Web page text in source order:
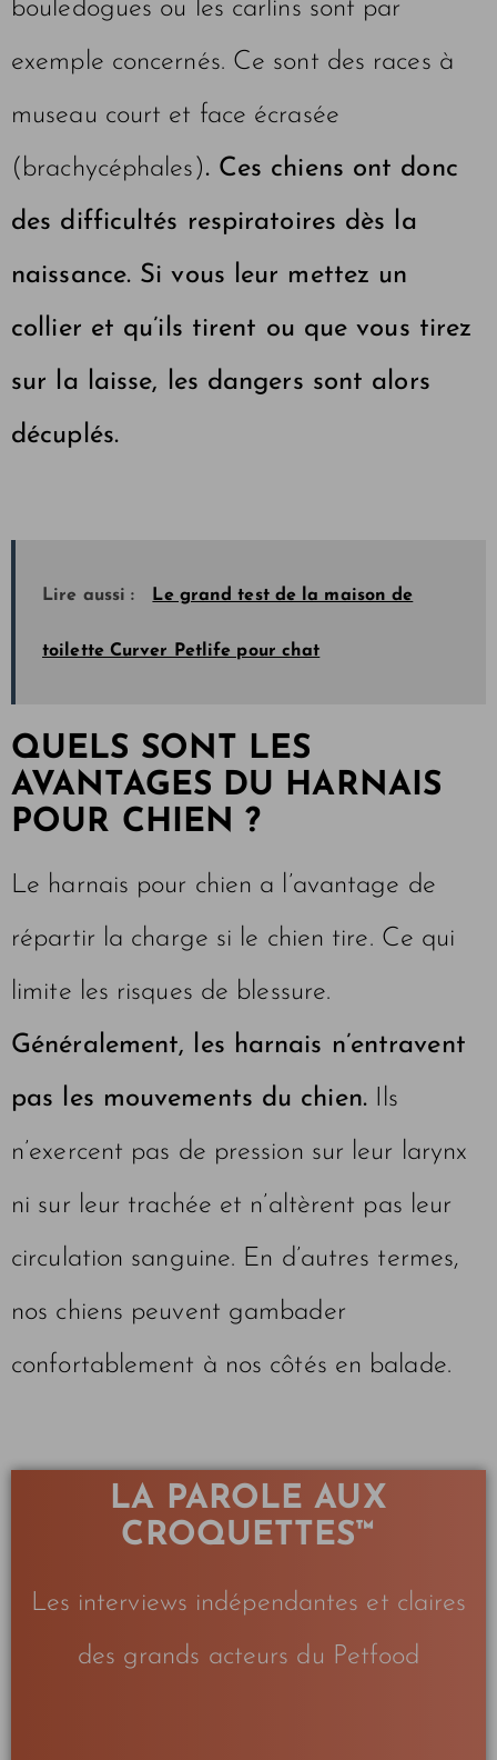
bouledogues ou les carlins sont par
exemple concernés. Ce sont des races à
museau court et face écrasée
(brachycéphales). Ces chiens ont donc
des difficultés respiratoires dès la
naissance. Si vous leur mettez un
collier et qu’ils tirent ou que vous tirez
sur la laisse, les dangers sont alors
décuplés.
Lire aussi : Le grand test de la maison de
toilette Curver Petlife pour chat
QUELS SONT LES
AVANTAGES DU HARNAIS
POUR CHIEN ?
Le harnais pour chien a l’avantage de
répartir la charge si le chien tire. Ce qui
limite les risques de blessure.
Généralement, les harnais n’entravent
pas les mouvements du chien.Ils
n’exercent pas de pression sur leur larynx
ni sur leur trachée et n’altèrent pas leur
circulation sanguine. En d’autres termes,
nos chiens peuvent gambader
confortablement à nos côtés en balade.
LA PAROLE AUX
CROQUETTES™
Les interviews indépendantes et claires
des grands acteurs du Petfood